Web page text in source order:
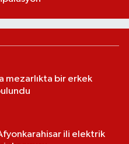
mezarlıkta bir erkek
ili elektrik